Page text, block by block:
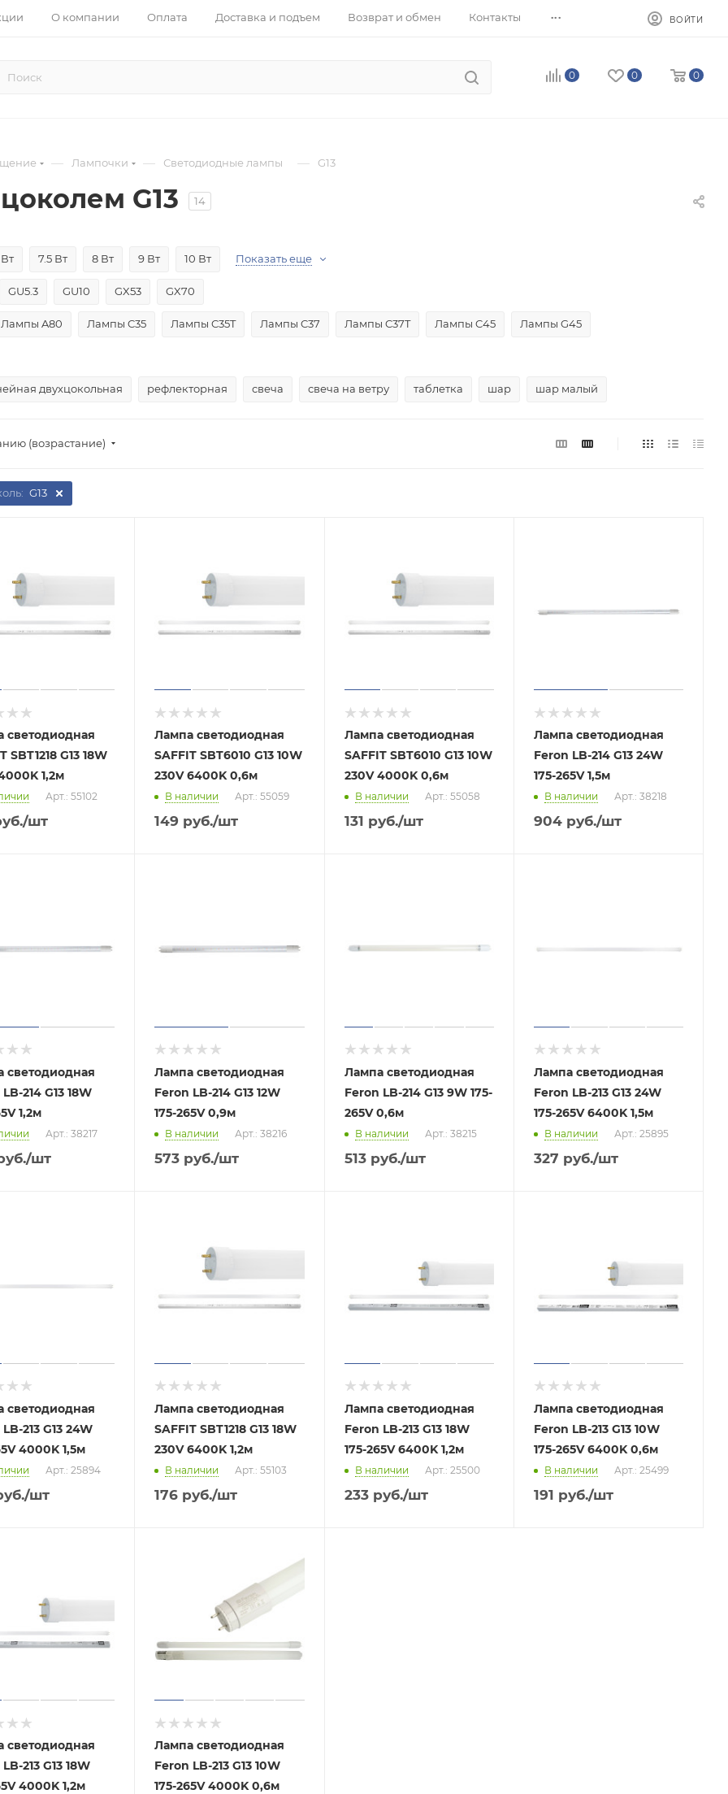
О компании Оплата Доставка и подъем Возврат и обмен Контакты ... ВОЙТИ
0 0 0
— Лампочки — Светодиодные лампы — G13
G13 14
7.5 Вт 8 Вт 9 Вт 10 Вт Показать еще
GU5.3 GU10 GX53 GX70
Лампы A80 Лампы C35 Лампы C35T Лампы C37 Лампы C37T Лампы C45 Лампы G45
двухцокольная рефлекторная свеча свеча на ветру таблетка шар шар малый
(возрастание)
G13
светодиодная
SBT1218 G13 18W
1,2м
Арт.: 55102
/шт
Лампа светодиодная
SAFFIT SBT6010 G13 10W
230V 6400K 0,6м
В наличии Арт.: 55059
149 руб./шт
Лампа светодиодная
SAFFIT SBT6010 G13 10W
230V 4000K 0,6м
В наличии Арт.: 55058
131 руб./шт
Лампа светодиодная
Feron LB-214 G13 24W
175-265V 1,5м
В наличии Арт.: 38218
904руб./шт
светодиодная
214 G13 18W
1,2м
Арт.: 38217
/шт
Лампа светодиодная
Feron LB-214 G13 12W
175-265V 0,9м
В наличии Арт.: 38216
573 руб./шт
Лампа светодиодная
Feron LB-214 G13 9W 175-
265V 0,6м
В наличии Арт.: 38215
513руб./шт
Лампа светодиодная
Feron LB-213 G13 24W
175-265V 6400K 1,5м
В наличии Арт.: 25895
327 руб./шт
светодиодная
213 G13 24W
4000K 1,5м
Арт.: 25894
/шт
Лампа светодиодная
SAFFIT SBT1218 G13 18W
230V 6400K 1,2м
В наличии Арт.: 55103
176 руб./шт
Лампа светодиодная
Feron LB-213 G13 18W
175-265V 6400K 1,2м
В наличии Арт.: 25500
233руб./шт
Лампа светодиодная
Feron LB-213 G13 10W
175-265V 6400K 0,6м
В наличии Арт.: 25499
191 руб./шт
светодиодная
213 G13 18W
4000K 1,2м
Лампа светодиодная
Feron LB-213 G13 10W
175-265V 4000K 0,6м